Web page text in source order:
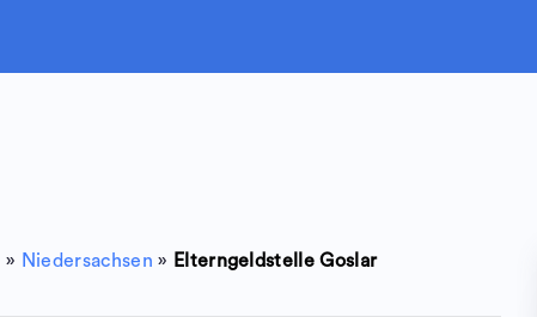
» Niedersachsen » Elterngeldstelle Goslar